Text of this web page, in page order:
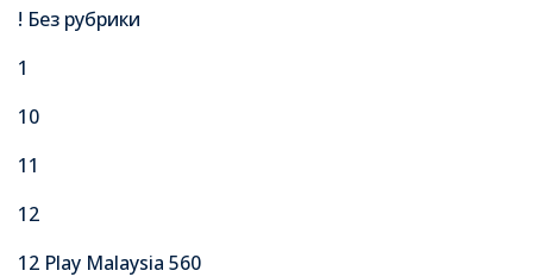
! Без рубрики
1
10
11
12
12 Play Malaysia 560